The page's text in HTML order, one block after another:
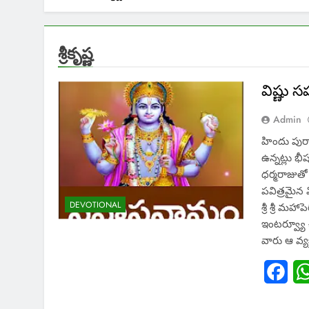
శ్రీకృష్ణ
DEVOTIONAL
విష్ణు
Admin
హిందు
ఉన్నట్లు
పవిత్రమైన
శ్రీ శ్రీ
వారు ఆ